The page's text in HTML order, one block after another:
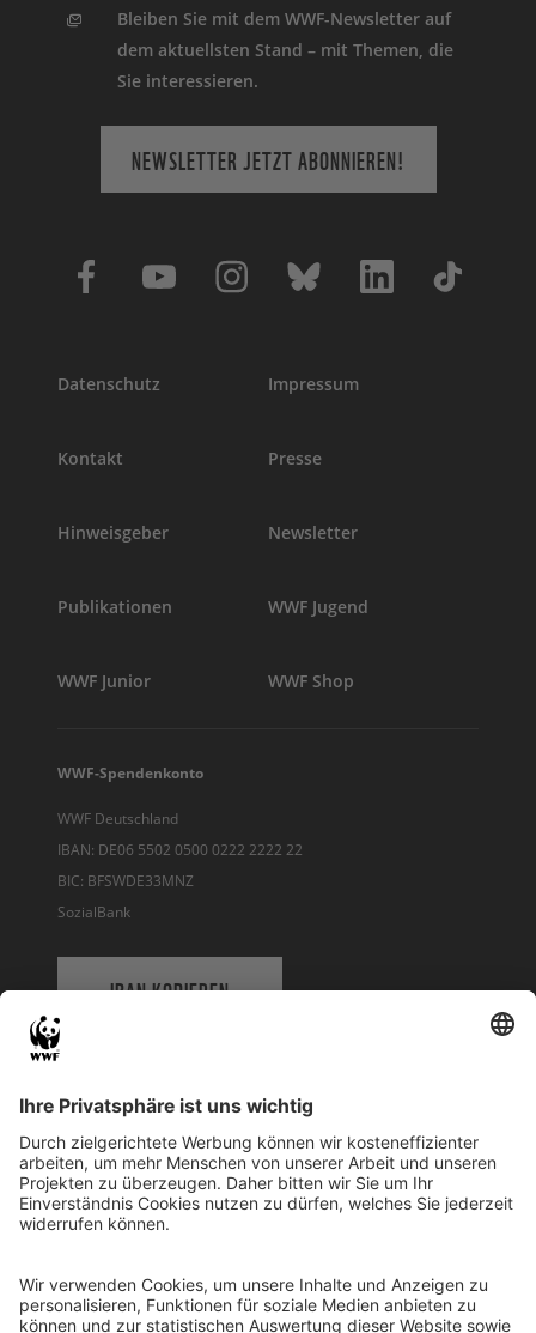
Bleiben Sie mit dem WWF-Newsletter auf
dem aktuellsten Stand – mit Themen, die
Sie interessieren.
NEWSLETTER JETZT ABONNIEREN!
Datenschutz Impressum
Kontakt Presse
Hinweisgeber Newsletter
Publikationen WWF Jugend
WWF Junior WWF Shop
WWF-Spendenkonto
WWF Deutschland
IBAN: DE06 5502 0500 0222 2222 22
BIC: BFSWDE33MNZ
SozialBank
IBAN KOPIEREN
WWF Deutschland
Reinhardtstr. 18
10117 Berlin
Ihre Spende kann steuerlich geltend gemacht werden